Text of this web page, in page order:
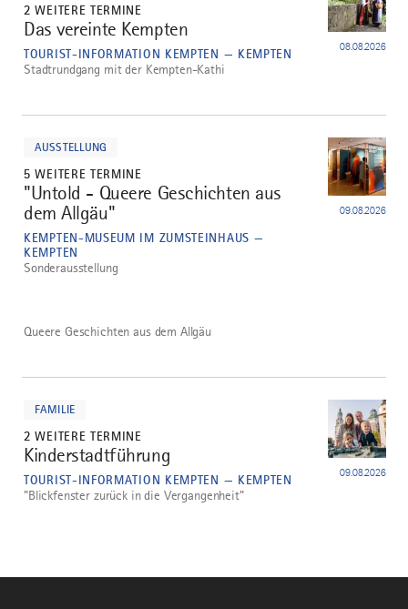
2 WEITERE TERMINE
3
Das vereinte Kempten
TOURIST-INFORMATION KEMPTEN — KEMPTEN 08.08.2026
Stadtrundgang mit der Kempten-Kathi
AUSSTELLUNG
5 WEITERE TERMINE
4
"Untold - Queere Geschichten aus
dem Allgäu"
KEMPTEN-MUSEUM IM ZUMSTEINHAUS —
KEMPTEN
09.08.2026
Sonderausstellung
Queere Geschichten aus dem Allgäu
FAMILIE
2 WEITERE TERMINE
5
Kinderstadtführung
TOURIST-INFORMATION KEMPTEN — KEMPTEN 09.08.2026
"Blickfenster zurück in die Vergangenheit"